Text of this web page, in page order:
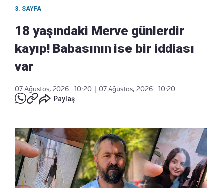
3. SAYFA
18 yaşındaki Merve günlerdir
kayıp! Babasının ise bir iddiası
var
07 Ağustos, 2026 - 10:20
07 Ağustos, 2026 - 10:20
Paylaş